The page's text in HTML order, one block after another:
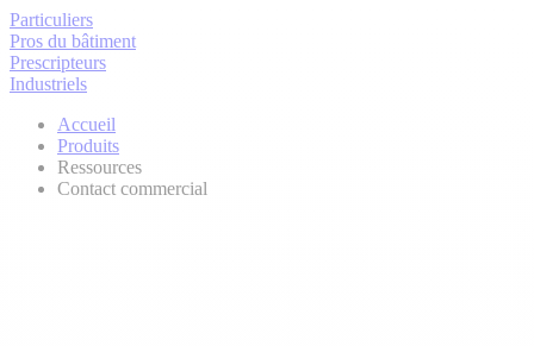
Particuliers
Pros du bâtiment
Prescripteurs
Industriels
Accueil
Produits
Ressources
Contact commercial